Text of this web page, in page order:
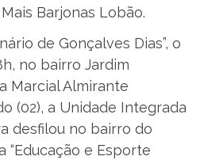
Barjonas Lobão.
de Gonçalves Dias”, o
no bairro Jardim
Marcial Almirante
(02), a Unidade Integrada
desfilou no bairro do
“Educação e Esporte